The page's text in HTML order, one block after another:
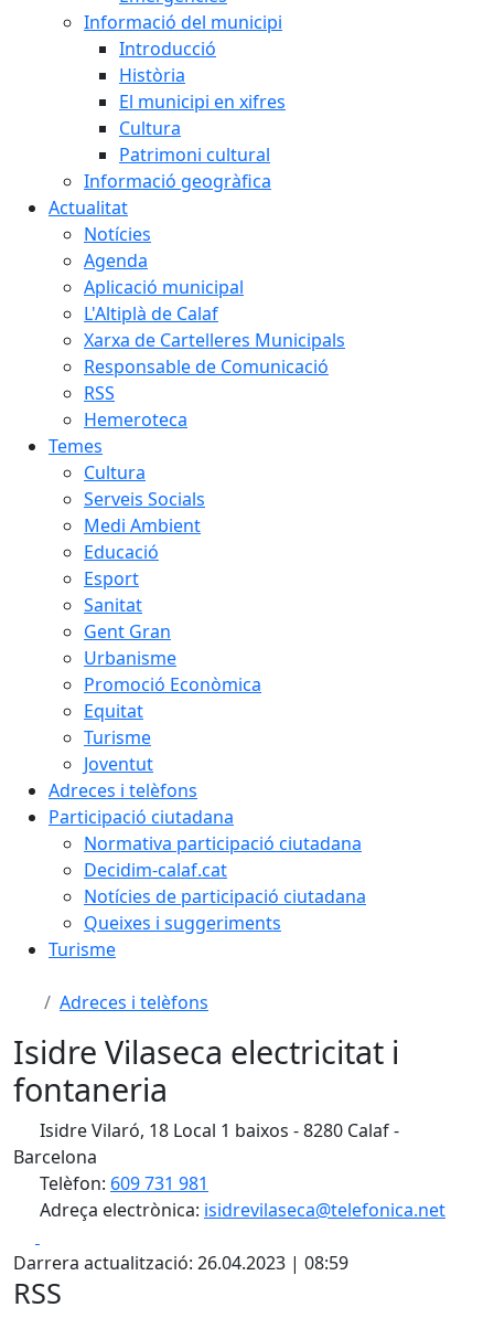
Informació del municipi
Introducció
Història
El municipi en xifres
Cultura
Patrimoni cultural
Informació geogràfica
Actualitat
Notícies
Agenda
Aplicació municipal
L'Altiplà de Calaf
Xarxa de Cartelleres Municipals
Responsable de Comunicació
RSS
Hemeroteca
Temes
Cultura
Serveis Socials
Medi Ambient
Educació
Esport
Sanitat
Gent Gran
Urbanisme
Promoció Econòmica
Equitat
Turisme
Joventut
Adreces i telèfons
Participació ciutadana
Normativa participació ciutadana
Decidim-calaf.cat
Notícies de participació ciutadana
Queixes i suggeriments
Turisme
Adreces i telèfons
Isidre Vilaseca electricitat i
fontaneria
Isidre Vilaró, 18 Local 1 baixos - 8280 Calaf -
Barcelona
Telèfon: 609 731 981
Adreça electrònica: isidrevilaseca@telefonica.net
Darrera actualització: 26.04.2023 | 08:59
RSS